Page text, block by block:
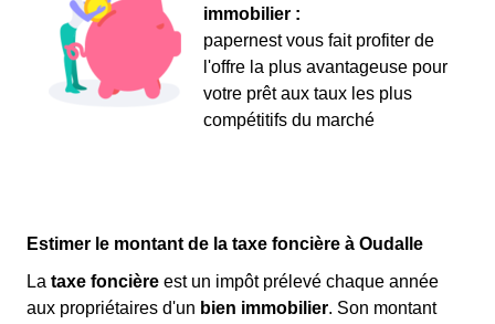
immobilier :
papernest vous fait profiter de
l'offre la plus avantageuse pour
votre prêt aux taux les plus
compétitifs du marché
Estimer le montant de la taxe foncière à Oudalle
La taxe foncière est un impôt prélevé chaque année
aux propriétaires d'un bien immobilier. Son montant